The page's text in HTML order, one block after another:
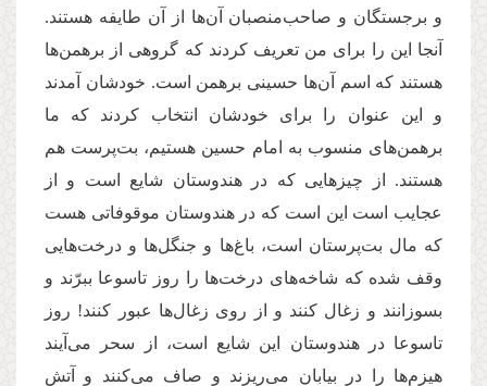
و برجستگان و صاحب‌منصبان آن‌ها از آن طایفه هستند.
آنجا این را برای من تعریف کردند که گروهی از برهمن‌ها
هستند که اسم آن‌ها حسینی برهمن است. خودشان آمدند
و این عنوان را برای خودشان انتخاب کردند که ما
برهمن‌های منسوب به امام حسین هستیم، بت‌پرست هم
هستند. از چیزهایی که در هندوستان شایع است و از
عجایب است این است که در هندوستان موقوفاتی هست
که مال بت‌پرستان است، باغ‌ها و جنگل‌ها و درخت‌هایی
وقف شده که شاخه‌های درخت‌ها را روز تاسوعا ببرّند و
بسوزانند و زغال کنند و از روی زغال‌ها عبور کنند! روز
تاسوعا در هندوستان این شایع است، از سحر می‌آیند
هیزم‌ها را در بیابان می‌ریزند و صاف می‌کنند و آتش